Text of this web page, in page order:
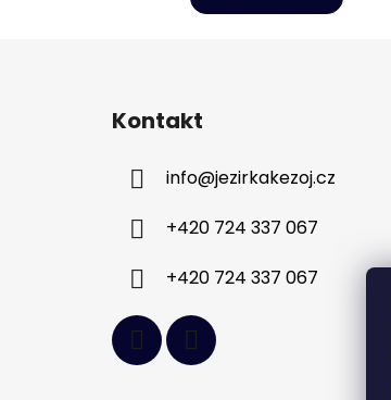
Kontakt
info@jezirkakezoj.cz
+420 724 337 067
+420 724 337 067